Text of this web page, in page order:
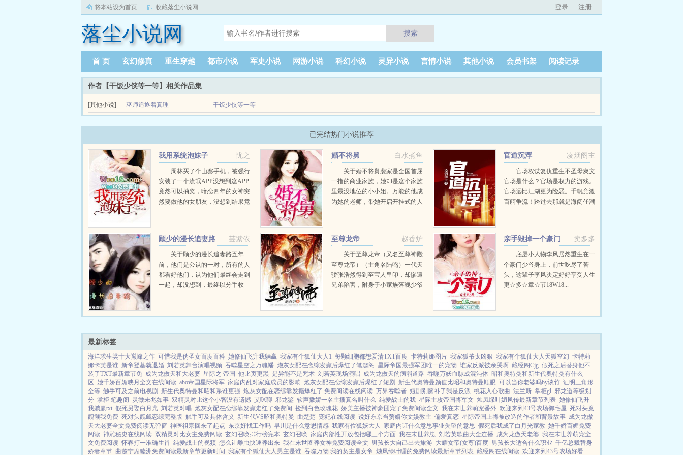
将本站设为首页 收藏落尘小说网 登录 注册
落尘小说网 搜索
首 页 玄幻修真 重生穿越 都市小说 军史小说 网游小说 科幻小说 灵异小说 言情小说 其他小说 会员书架 阅读记录
作者【干饭少侠等一等】相关作品集
[其他小说] 巫师追逐着真理 干饭少侠等一等
已完结热门小说推荐
忧之
我用系统泡妹子
周林买了个山寨手机，被强行
安装了一个流氓APP没想到这APP
竟然可以抽奖，暗恋四年的女神突
然要做他的女朋友，没想到结果竟
白水煮鱼
婚不将舅
关于婚不将舅裴家是全国首屈
一指的商业家族，她却是这个家族
里最没地位的小小姐。万能的他成
为她的老师，带她开启开挂式的人
甥女’。给她豪车给她别...
凌烟阁主
官道沉浮
官场权谋复仇重生不圣母爽文
官场是什么？官场是权力的游戏。
官场远比江湖更为险恶。千帆竞渡
百舸争流！跨过去那就是海阔任潮
芸紫依
顾少的漫长追妻路
关于顾少的漫长追妻路五年
前，他们是公认的一对，所有的人
都看好他们，认为他们最终会走到
一起，却没想到，最终以分手收
了方式，让她离他越来越远。而他
赵香炉
至尊龙帝
关于至尊龙帝（又名至尊神殿
至尊龙帝）（主角名陆鸣）一代天
骄张浩然得到至宝人皇印，却惨遭
兄弟陷害，附身于小家族落魄少爷
会，那我定要报仇雪恨，恣意人
卖多多
亲手毁掉一个豪门
底层小人物李风居然重生在一
个豪门少爷身上，前世吃尽了苦
头，这辈子李风决定好好享受人生
更☆多☆章☆节18W18...
最新标签
海洋求生类十大巅峰之作 可惜我是伪圣女百度百科 她修仙飞升我躺赢 我家有个狐仙大人1 每颗细胞都想爱清TXT百度 卡特莉娜图片 我家狐爷太凶狠 我家有个狐仙大人天狐空幻 卡特莉
娜卡芙是谁 新帝登基就退婚 刘若英舞台演唱视频 吞噬星空之万魂幡 炮灰女配在恋综发癫后爆红了笔趣阁 星际帝国最强军团唯一的宠物 谁家反派被亲哭啊 藏经阁Cjg 假死之后替身他不
装了TXT最新章节免 成为龙傲天和大老婆 星际之 帝国 他比页更黑 是异能不是咒术 刘若英现场演唱 成为龙傲天的病弱道路 吞噬万妖血脉成混沌体 昭和奥特曼和新生代奥特曼有什么
区 她千娇百媚映月全文在线阅读 abo帝国星际将军 家庭内乱对家庭成员的影响 炮灰女配在恋综发癫后爆红了短剧 新生代奥特曼颜值比昭和奥特曼顺眼 可以当你老婆吗by谈竹 证明三角形
全等 触手可及之前电视剧 新生代奥特曼和昭和系谁更强 炮灰女配在恋综靠发癫爆红了 免费阅读在线阅读 万界吞噬者 短剧别脑补了我是反派 桃花入心歌曲 法兰斯 掌柜gl 邪龙道等级划
分 掌柜 笔趣阁 灵徵未兆如事 双精灵对比这个小智没有遗憾 艾咪聊 邪龙鉴 软声撒娇一名主播真名叫什么 纯爱战士的我 星际主攻帝国将军文 烛凤绿叶媚凤传最新章节列表 她修仙飞升
我躺赢txt 假死另娶白月光 刘若英对唱 炮灰女配在恋综靠发癫走红了免费阅 捡到白色玫瑰花 娇美主播被神豪团宠了免费阅读全文 我在末世养萌宠番外 欢迎来到43号农场御宅屋 死对头竟
觊觎我免费 死对头觊觎恋综完整版 触手可及具体含义 新生代VS昭和奥特曼 曲楚楚 宠妃在线阅读 说好东京当赘婿你文娱教主 偏爱真恋 星际帝国上将被改造的作者和背景故事 成为龙傲
天大老婆全文免费阅读无弹窗 神医祖宗回来了起点 东京好找工作吗 早川是什么意思情感 我家有位狐妖大人 家庭内讧什么意思事业失望的意思 假死后我成了白月光家教 她千娇百媚免费
阅读 神雕秘史在线阅读 双精灵对比女主免费阅读 玄幻召唤排行榜完本 玄幻召唤 家庭内部性开放包括哪三个方面 我在末世养崽 刘若英歌曲大全连播 成为龙傲天老婆 我在末世养萌宠全
文免费阅读 怀春打一准确生肖 纯爱战士的视频 怎么让雌虫快速养出来 我在末世圈养女神免费阅读全文 男孩长大自己出去旅游 大耀女帝(女尊)百度 男孩长大适合什么职业 千亿总裁替身
娇妻章节 曲楚宁席睦洲免费阅读最新章节更新时间 我家有个狐仙大人男主是谁 吞噬万物 我的契主是女帝 烛凤绿叶睸的免费阅读最新章节列表 藏经阁在线阅读 欢迎来到43号农场好看